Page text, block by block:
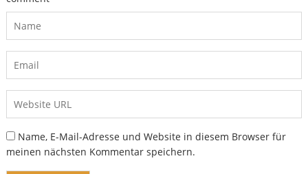
Name, E-Mail-Adresse und Website in diesem Browser für
meinen nächsten Kommentar speichern.